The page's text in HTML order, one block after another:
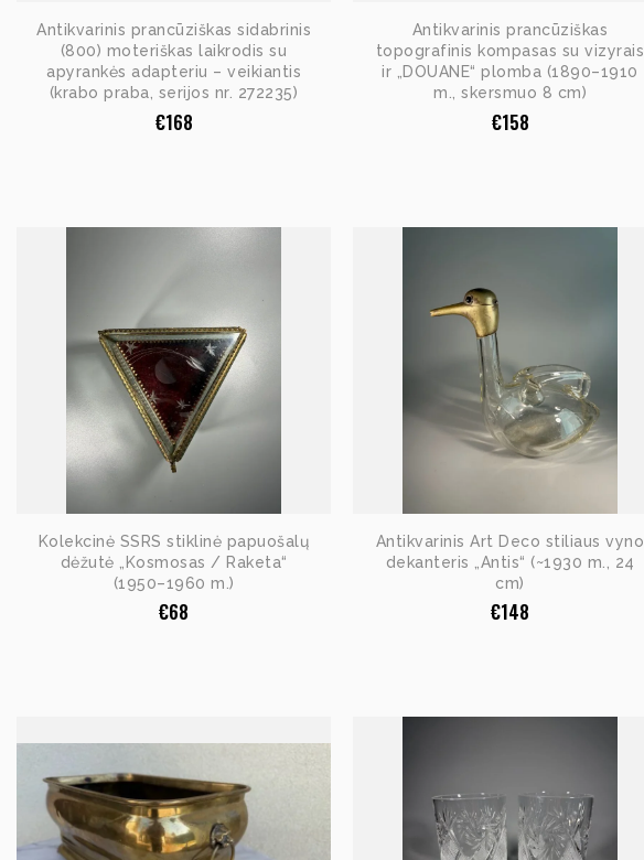
Antikvarinis prancūziškas sidabrinis
(800) moteriškas laikrodis su
apyrankės adapteriu – veikiantis
(krabo praba, serijos nr. 272235)
€168
Antikvarinis prancūziškas
topografinis kompasas su vizyrais
ir „DOUANE“ plomba (1890–1910
m., skersmuo 8 cm)
€158
Kolekcinė SSRS stiklinė papuošalų
dėžutė „Kosmosas / Raketa“
(1950–1960 m.)
€68
Antikvarinis Art Deco stiliaus vyno
dekanteris „Antis“ (~1930 m., 24
cm)
€148